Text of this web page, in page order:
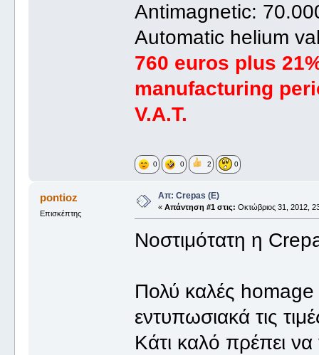
Antimagnetic:
Automatic helium
760 euros plus
manufacturing
V.A.T.
0 0 2 0
pontioz
Επισκέπτης
Απ: Crepas (E)
« Απάντηση #1 στις: Οκτώβριος 31, 2012,
Νοστιμότατη η
Πολύ καλές homage
εντυπωσιακά τις
Κάτι καλό πρέπει να